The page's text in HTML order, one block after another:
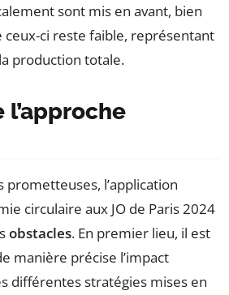
sont mis en avant, bien
ci reste faible, représentant
production totale.
l’approche
prometteuses, l’application
circulaire aux JO de Paris 2024
obstacles. En premier lieu, il est
manière précise l’impact
différentes stratégies mises en